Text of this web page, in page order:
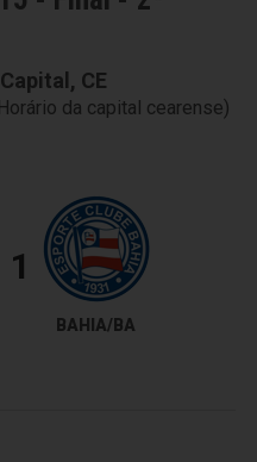
CE
da capital cearense)
1
BAHIA/BA